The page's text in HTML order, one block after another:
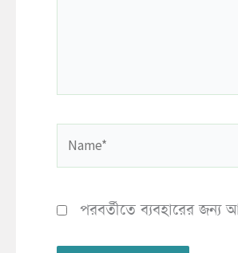
পরবর্তীতে ব্যবহারের জন্য